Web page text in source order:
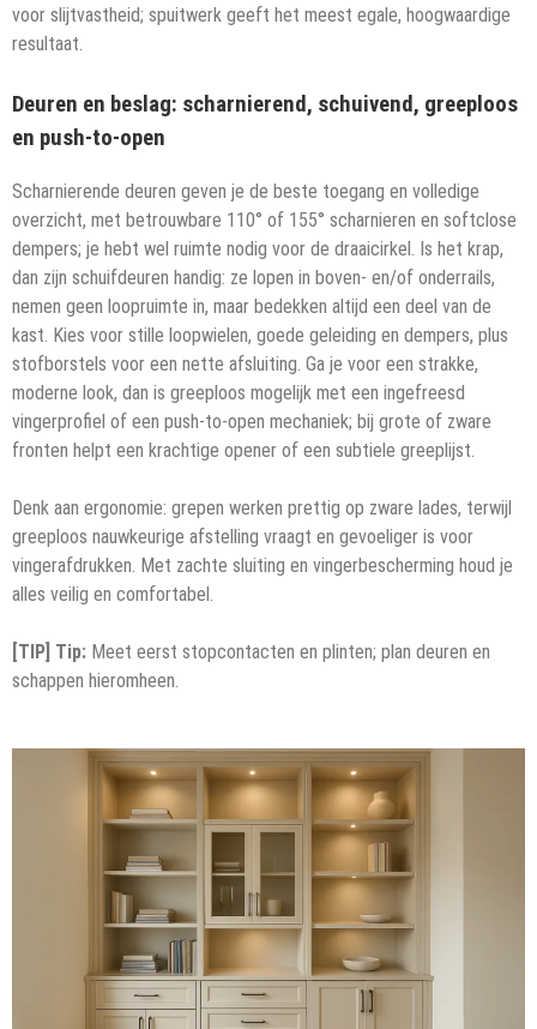
voor slijtvastheid; spuitwerk geeft het meest egale, hoogwaardige
resultaat.
Deuren en beslag: scharnierend, schuivend, greeploos
en push-to-open
Scharnierende deuren geven je de beste toegang en volledige
overzicht, met betrouwbare 110° of 155° scharnieren en softclose
dempers; je hebt wel ruimte nodig voor de draaicirkel. Is het krap,
dan zijn schuifdeuren handig: ze lopen in boven- en/of onderrails,
nemen geen loopruimte in, maar bedekken altijd een deel van de
kast. Kies voor stille loopwielen, goede geleiding en dempers, plus
stofborstels voor een nette afsluiting. Ga je voor een strakke,
moderne look, dan is greeploos mogelijk met een ingefreesd
vingerprofiel of een push-to-open mechaniek; bij grote of zware
fronten helpt een krachtige opener of een subtiele greeplijst.
Denk aan ergonomie: grepen werken prettig op zware lades, terwijl
greeploos nauwkeurige afstelling vraagt en gevoeliger is voor
vingerafdrukken. Met zachte sluiting en vingerbescherming houd je
alles veilig en comfortabel.
[TIP] Tip: Meet eerst stopcontacten en plinten; plan deuren en
schappen hieromheen.